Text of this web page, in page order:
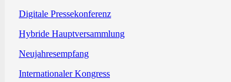
Digitale Pressekonferenz
Hybride Hauptversammlung
Neujahresempfang
Internationaler Kongress